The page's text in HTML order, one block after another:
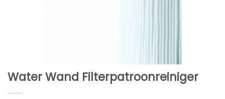
Water Wand Filterpatroonreiniger